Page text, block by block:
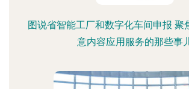
图说省智能工厂和数字化车间申报 聚
意内容应用服务的那些事